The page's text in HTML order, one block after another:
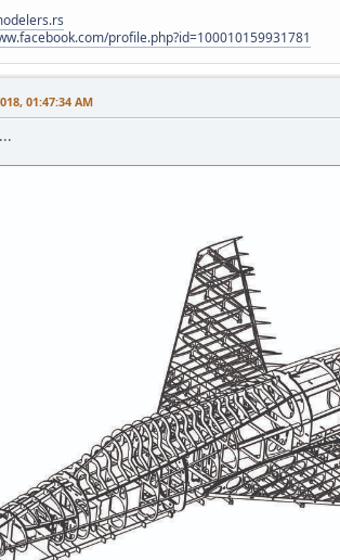
profile.php?id=100010159931781
01:47:34 AM